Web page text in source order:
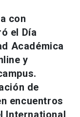
con
el Día
Académica
y
de
encuentros
International